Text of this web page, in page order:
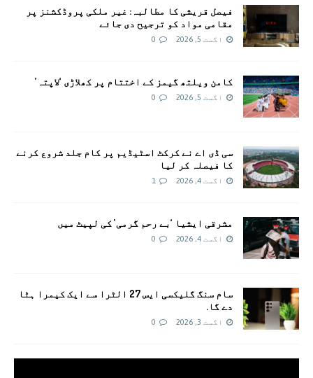
فیصل قریشی کا مطالبہ: غیر ملکی پروڈکشنز پر
مقامی مواد کو ترجیح دی جائے
اگست 5, 2026 0
کامن ویلتھ گیمز کے اختتام پر کھلاڑی ‘لاپتہ’
اگست 5, 2026 0
سی ڈی اے نے کرکٹ اسٹیڈیم پر کام جلد شروع کرنے
کا فیصلہ کر لیا
اگست 4, 2026 1
مشرقی ایشیا ‘بے رحم گرمی’ کی لپیٹ میں
اگست 4, 2026 0
سام سنگ گلیکسی ایس 27 الٹرا سے ایک کیمرا ہٹا
دے گا.
اگست 3, 2026 0